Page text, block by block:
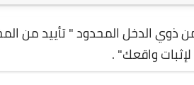
ذوي الدخل المحدود " تأييد من
واقعك" .